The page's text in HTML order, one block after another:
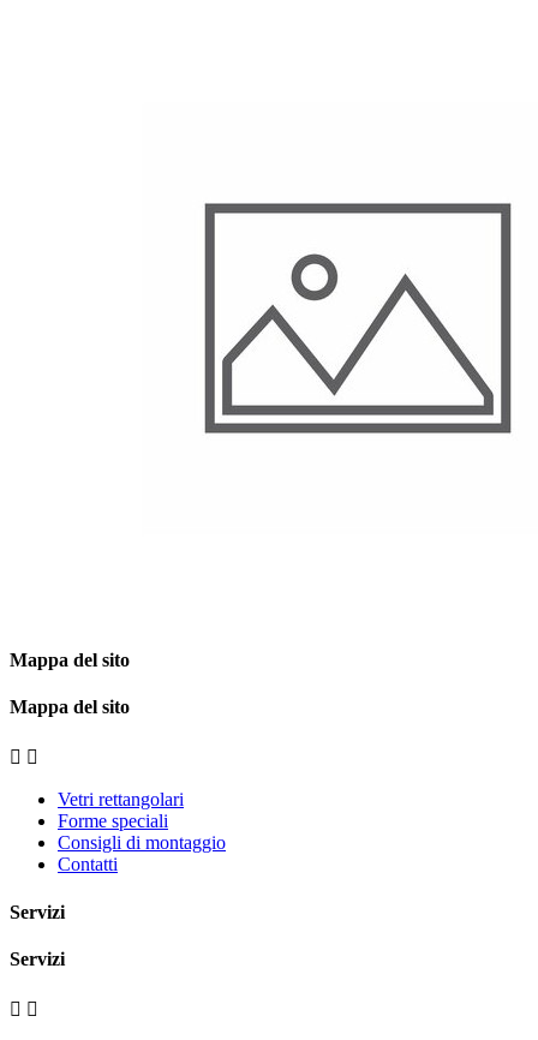
Mappa del sito
Mappa del sito
 
Vetri rettangolari
Forme speciali
Consigli di montaggio
Contatti
Servizi
Servizi
 